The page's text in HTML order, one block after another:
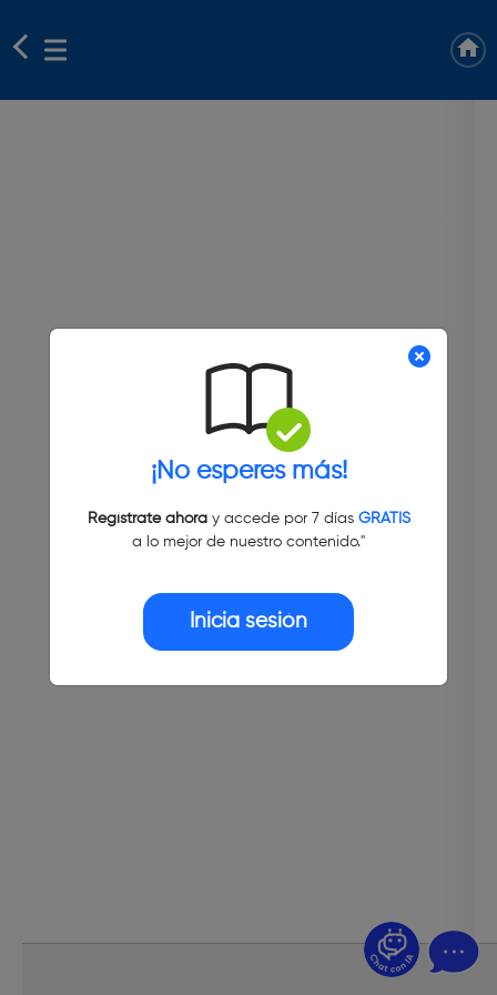
¡No esperes más!
Regístrate ahoray accede por 7 días GRATIS
a lo mejor de nuestro contenido."
Inicia sesión